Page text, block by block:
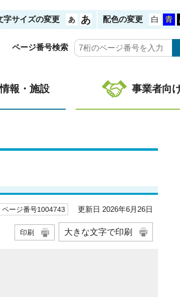
字サイズの変更 配色の変更
ページ番号検索
報・施設 事業者向
ページ番号1004743 更新日 2026年6月26日
印刷 大きな文字で印刷